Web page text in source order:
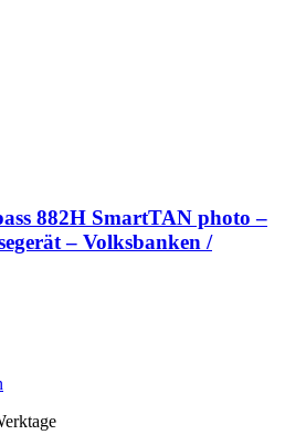
882H SmartTAN photo –
– Volksbanken /